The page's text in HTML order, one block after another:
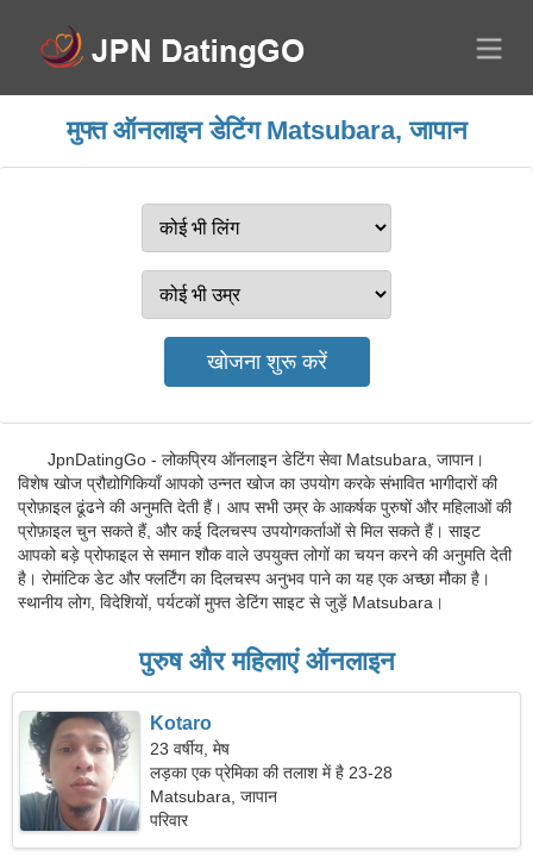
मुफ्त ऑनलाइन डेटिंग Matsubara, जापान
JpnDatingGo - लोकप्रिय ऑनलाइन डेटिंग सेवा Matsubara, जापान।
विशेष खोज प्रौद्योगिकियाँ आपको उन्नत खोज का उपयोग करके संभावित भागीदारों की
प्रोफ़ाइल ढूंढने की अनुमति देती हैं। आप सभी उम्र के आकर्षक पुरुषों और महिलाओं की
प्रोफ़ाइल चुन सकते हैं, और कई दिलचस्प उपयोगकर्ताओं से मिल सकते हैं। साइट
आपको बड़े प्रोफाइल से समान शौक वाले उपयुक्त लोगों का चयन करने की अनुमति देती
है। रोमांटिक डेट और फ्लर्टिंग का दिलचस्प अनुभव पाने का यह एक अच्छा मौका है।
स्थानीय लोग, विदेशियों, पर्यटकों मुफ्त डेटिंग साइट से जुड़ें Matsubara।
पुरुष और महिलाएं ऑनलाइन
Kotaro
23 वर्षीय, मेष
लड़का एक प्रेमिका की तलाश में है 23-28
Matsubara, जापान
परिवार